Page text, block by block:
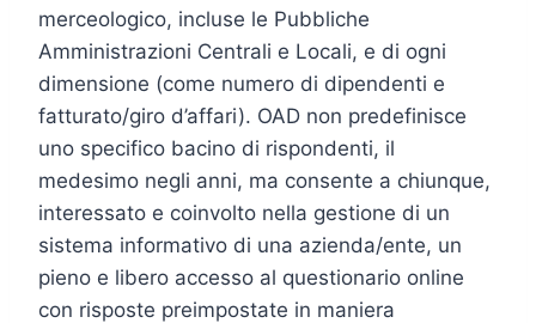
merceologico, incluse le Pubbliche
Amministrazioni Centrali e Locali, e di ogni
dimensione (come numero di dipendenti e
fatturato/giro d’affari). OAD non predefinisce
uno specifico bacino di rispondenti, il
medesimo negli anni, ma consente a chiunque,
interessato e coinvolto nella gestione di un
sistema informativo di una azienda/ente, un
pieno e libero accesso al questionario online
con risposte preimpostate in maniera